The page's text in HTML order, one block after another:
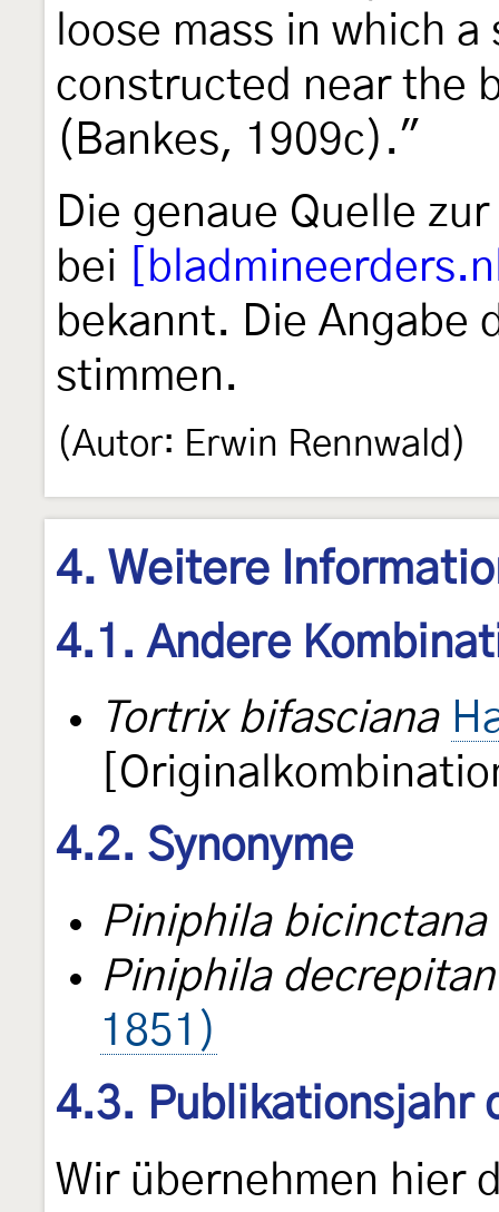
loose mass in which
constructed near the
(Bankes, 1909c)."
Die genaue Quelle
bei
bekannt. Die Angabe
stimmen.
(Autor: Erwin Rennwald)
4. Weitere
4.1. Andere
Tortrix bifasciana
4.2. Synonyme
Piniphila bicinctana
Piniphila
1851)
4.3. Publikationsjahr
Wir übernehmen hier